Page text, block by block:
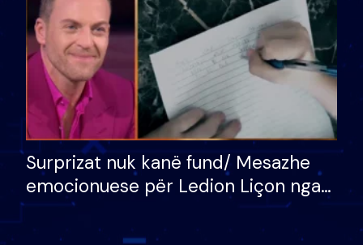
Surprizat nuk kanë fund/ Mesazhe
emocionuese për Ledion Liçon nga
nëna dhe fëmijët e tij, moderatori
nuk i mban dot lotët: Nuk meritoj…